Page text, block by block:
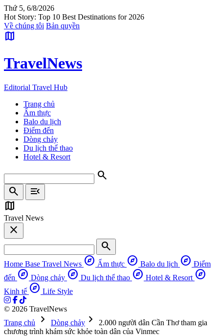
Thứ 5, 6/8/2026
Hot Story: Top 10 Best Destinations for 2026
Về chúng tôi Bản quyền
map
TravelNews
Editorial Travel Hub
Trang chủ
Ẩm thực
Balo du lịch
Điểm đến
Dòng chảy
Du lịch thể thao
Hotel & Resort
search
search
menu_open
map
Travel News
close
search
Home Base Travel News explore Ẩm thực explore Balo du lịch explore Điểm
đến explore Dòng chảy explore Du lịch thể thao explore Hotel & Resort explore
Kinh tế explore Life Style
© 2026 TravelNews
Trang chủ
chevron_right Dòng chảy chevron_right
2.000 người dân Cần Thơ tham gia
chương trình khám sức khỏe toàn dân của Vinmec